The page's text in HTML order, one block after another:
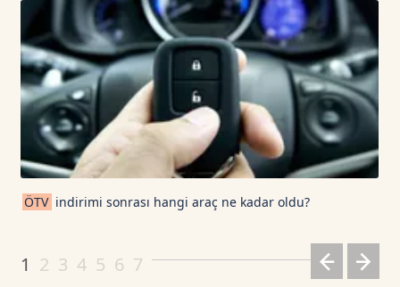
ÖTV indirimi sonrası hangi araç ne kadar oldu?
1 2 3 4 5 6 7